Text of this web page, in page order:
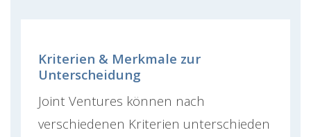
Kriterien & Merkmale zur
Unterscheidung
Joint Ventures können nach
verschiedenen Kriterien unterschieden